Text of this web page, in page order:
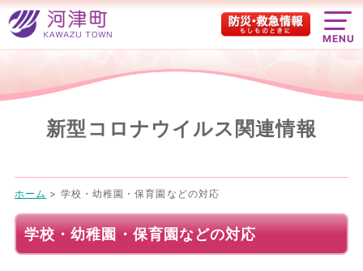
MENU
新型コロナウイルス関連情報
ホーム > 学校・幼稚園・保育園などの対応
学校・幼稚園・保育園などの対応